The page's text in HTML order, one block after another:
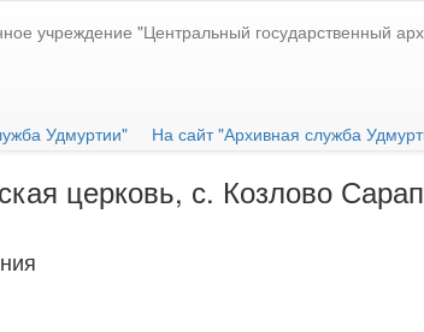
учреждение "Центральный государственный
Удмуртии" На сайт "Архивная служба
церковь, с. Козлово